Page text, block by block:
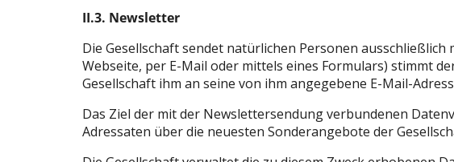
II.3. Newsletter
Die Gesellschaft sendet natürlichen Personen
Webseite, per E-Mail oder mittels eines Formulars) stimmt
Gesellschaft ihm an seine von ihm angegebene E-Mail-
Das Ziel der mit der Newslettersendung verbundenen
Adressaten über die neuesten Sonderangebote der